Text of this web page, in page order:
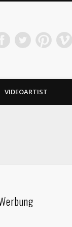
VIDEOARTIST